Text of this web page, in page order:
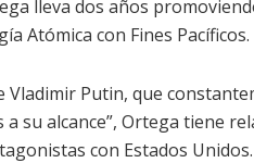
lleva dos años
Atómica con Fines Pacíficos.
Vladimir Putin, que
su alcance”, Ortega tiene
con Estados Unidos.